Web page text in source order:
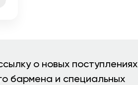
о новых поступлениях
бармена и специальных